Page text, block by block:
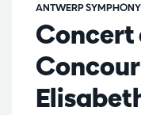
Concert
ANTWERP